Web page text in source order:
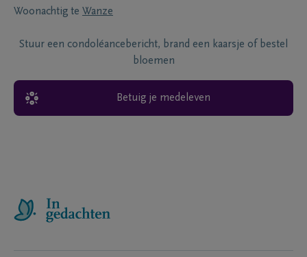
Woonachtig te Wanze
Stuur een condoléancebericht, brand een kaarsje of bestel
bloemen
Betuig je medeleven